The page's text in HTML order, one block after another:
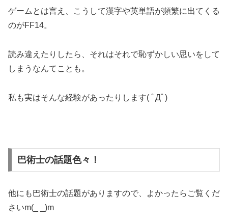
ゲームとは言え、こうして漢字や英単語が頻繁に出てくる
のがFF14。
読み違えたりしたら、それはそれで恥ずかしい思いをして
しまうなんてことも。
私も実はそんな経験があったりします( ﾟДﾟ)
巴術士の話題色々！
他にも巴術士の話題がありますので、よかったらご覧くだ
さいm(_ _)m